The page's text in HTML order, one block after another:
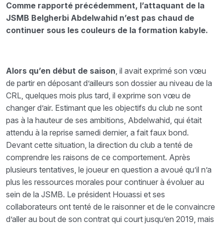
Comme rapporté précédemment, l’attaquant de la
JSMB Belgherbi Abdelwahid n’est pas chaud de
continuer sous les couleurs de la formation kabyle.
Alors qu’en début de saison, il avait exprimé son vœu
de partir en déposant d’ailleurs son dossier au niveau de la
CRL, quelques mois plus tard, il exprime son vœu de
changer d’air. Estimant que les objectifs du club ne sont
pas à la hauteur de ses ambitions, Abdelwahid, qui était
attendu à la reprise samedi dernier, a fait faux bond.
Devant cette situation, la direction du club a tenté de
comprendre les raisons de ce comportement. Après
plusieurs tentatives, le joueur en question a avoué qu’il n’a
plus les ressources morales pour continuer à évoluer au
sein de la JSMB. Le président Houassi et ses
collaborateurs ont tenté de le raisonner et de le convaincre
d’aller au bout de son contrat qui court jusqu’en 2019, mais